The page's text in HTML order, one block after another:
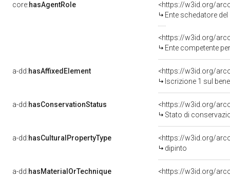
core:hasAgentRole
<https://w3id.org/
Ente schedatore del bene
<https://w3id.org/
Ente competente per
a-dd:hasAffixedElement
<https://w3id.org/
Iscrizione 1 sul
a-dd:hasConservationStatus
<https://w3id.org/
Stato di
a-dd:hasCulturalPropertyType
<https://w3id.org/
dipinto
a-dd:hasMaterialOrTechnique
<https://w3id.org/